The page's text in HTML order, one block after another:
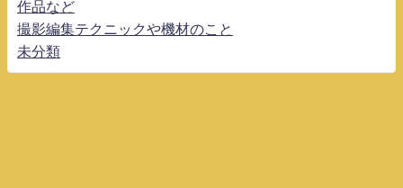
作品など
撮影編集テクニックや機材のこと
未分類